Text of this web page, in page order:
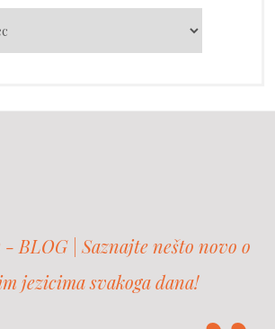
BLOG | Saznajte nešto novo o
jezicima svakoga dana!